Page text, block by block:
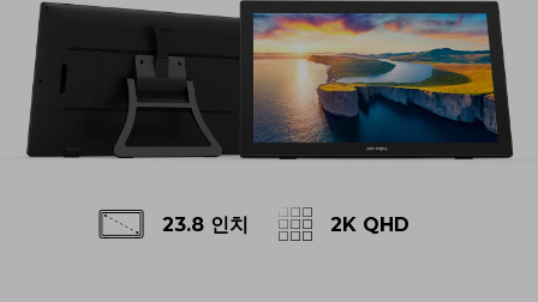
23.8 인치 2K QHD